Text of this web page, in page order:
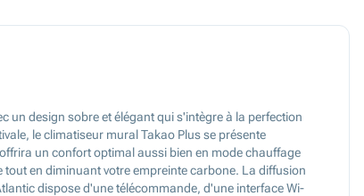
un design sobre et élégant qui s'intègre à la perfection
le climatiseur mural Takao Plus se présente
un confort optimal aussi bien en mode chauffage
en diminuant votre empreinte carbone. La diffusion
dispose d'une télécommande, d'une interface Wi-